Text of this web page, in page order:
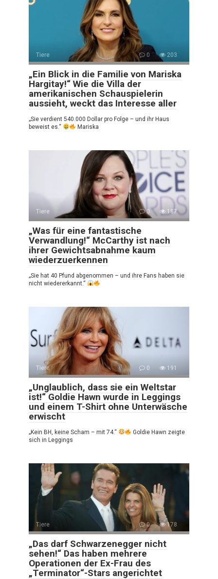
Tiere 0 203
„Ein Blick in die Familie von Mariska
Hargitay!“ Wie die Villa der
amerikanischen Schauspielerin
aussieht, weckt das Interesse aller
„Sie verdient 540.000 Dollar pro Folge – und ihr Haus
beweist es.“
Mariska
Tiere 0 187
„Was für eine fantastische
Verwandlung!“ McCarthy ist nach
ihrer Gewichtsabnahme kaum
wiederzuerkennen
„Sie hat 40 Pfund abgenommen – und ihre Fans haben sie
nicht wiedererkannt.“
Tiere 0 191
„Unglaublich, dass sie ein Weltstar
ist!“ Goldie Hawn wurde in Leggings
und einem T-Shirt ohne Unterwäsche
erwischt
„Kein BH, keine Scham – mit 74.“
Goldie Hawn zeigte
sich in Leggings
Tiere 0 178
„Das darf Schwarzenegger nicht
sehen!“ Das haben mehrere
Operationen der Ex-Frau des
„Terminator“-Stars angerichtet